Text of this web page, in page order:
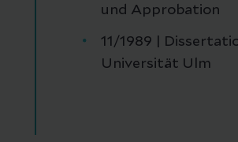
und Approbation
11/1989 |
Universität Ulm